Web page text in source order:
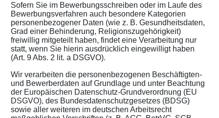
Sofern Sie im Bewerbungsschreiben oder im Laufe des
Bewerbungsverfahren auch besondere Kategorien
personenbezogener Daten (wie z. B. Gesundheitsdaten,
Grad einer Behinderung, Religionszugehörigkeit)
freiwillig mitgeteilt haben, findet eine Verarbeitung nur
statt, wenn Sie hierin ausdrücklich eingewilligt haben
(Art. 9 Abs. 2 lit. a DSGVO).
Wir verarbeiten die personenbezogenen Beschäftigten-
und Bewerberdaten auf Grundlage und unter Beachtung
der Europäischen Datenschutz-Grundverordnung (EU
DSGVO), des Bundesdatenschutzgesetzes (BDSG)
sowie aller weiteren im deutschen Arbeitsrecht